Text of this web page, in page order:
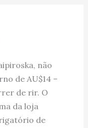
não
de AU$14 –
de rir. O
da loja
de